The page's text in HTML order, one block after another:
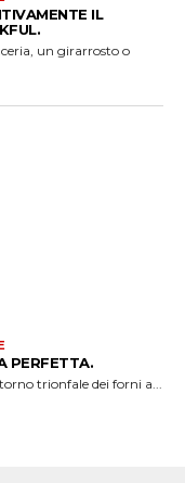
IL
un girarrosto o
PERFETTA.
trionfale dei forni a...